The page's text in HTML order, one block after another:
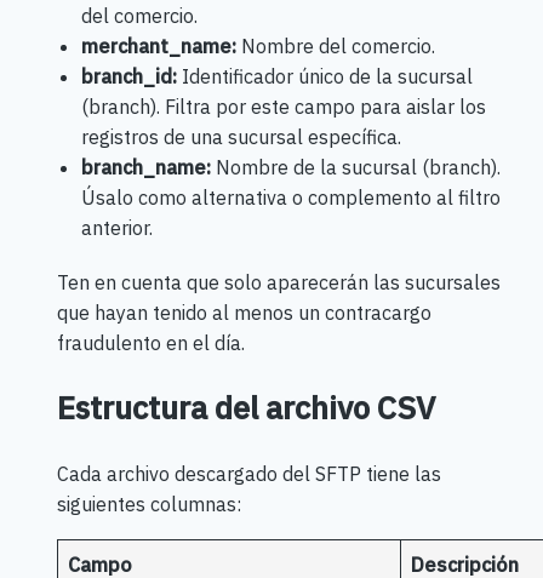
del comercio.
merchant_name:Nombre del comercio.
branch_id:Identificador único de la sucursal
(branch). Filtra por este campo para aislar los
registros de una sucursal específica.
branch_name:Nombre de la sucursal (branch).
Úsalo como alternativa o complemento al filtro
anterior.
Ten en cuenta que solo aparecerán las sucursales
que hayan tenido al menos un contracargo
fraudulento en el día.
Estructura del archivo CSV
Cada archivo descargado del SFTP tiene las
siguientes columnas:
Campo Descripción